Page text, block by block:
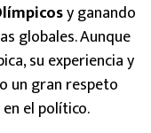
y ganando
globales. Aunque
su experiencia y
un gran respeto
el político.